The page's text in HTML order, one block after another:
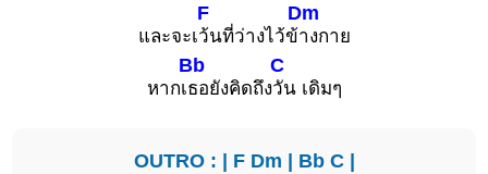
และจะเ
F
ว้นที่ว่างไว้ข้
Dm
างกาย
หากเ
Bb
ธอยังคิดถึง
C
วัน เดิมๆ
OUTRO : | F Dm | Bb C|